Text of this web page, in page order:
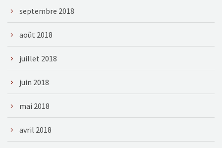
septembre 2018
août 2018
juillet 2018
juin 2018
mai 2018
avril 2018